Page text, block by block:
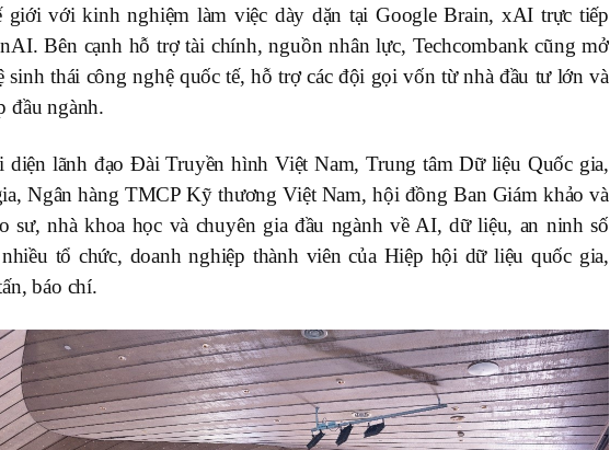
giới với kinh nghiệm làm việc dày dặn tại Google Brain, xAI trực tiếp
Bên cạnh hỗ trợ tài chính, nguồn nhân lực, Techcombank cũng mở
sinh thái công nghệ quốc tế, hỗ trợ các đội gọi vốn từ nhà đầu tư lớn và
đầu ngành.
diện lãnh đạo Đài Truyền hình Việt Nam, Trung tâm Dữ liệu Quốc gia,
Ngân hàng TMCP Kỹ thương Việt Nam, hội đồng Ban Giám khảo và
sư, nhà khoa học và chuyên gia đầu ngành về AI, dữ liệu, an ninh số
tổ chức, doanh nghiệp thành viên của Hiệp hội dữ liệu quốc gia,
báo chí.